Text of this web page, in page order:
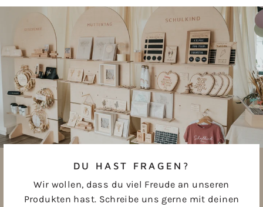
DU HAST FRAGEN?
Wir wollen, dass du viel Freude an unseren
Produkten hast. Schreibe uns gerne mit deinen